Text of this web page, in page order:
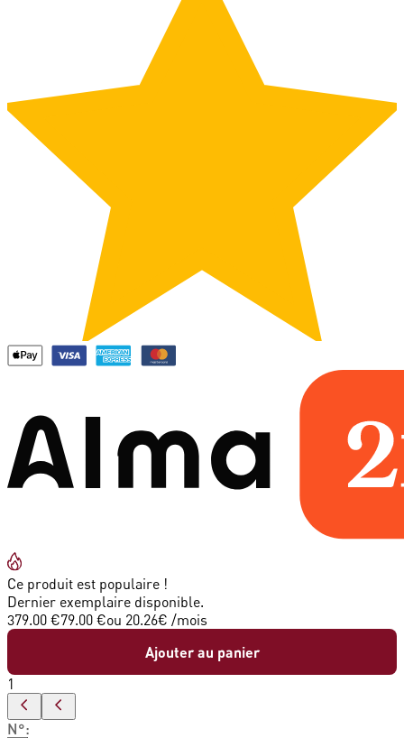
Ce produit est populaire !
Dernier exemplaire disponible.
379.00 €79.00 €ou 20.26€ /mois
Ajouter au panier
1
N°: